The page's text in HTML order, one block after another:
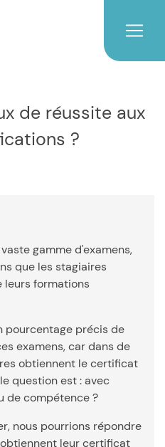
?
gamme d'examens,
que les stagiaires
leurs formations
pourcentage précis de
examens, car dans de
obtiennent le certificat
question est : avec
de compétence ?
nous pourrions répondre
leur certificat